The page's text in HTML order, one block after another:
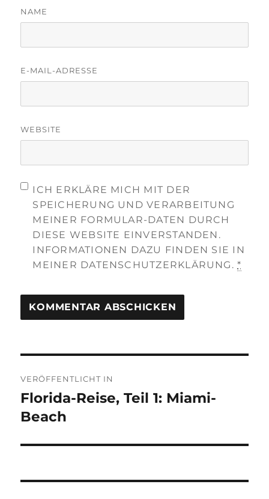
NAME
E-MAIL-ADRESSE
WEBSITE
ICH ERKLÄRE MICH MIT DER
SPEICHERUNG UND VERARBEITUNG
MEINER FORMULAR-DATEN DURCH
DIESE WEBSITE EINVERSTANDEN.
INFORMATIONEN DAZU FINDEN SIE IN
MEINER DATENSCHUTZERKLÄRUNG.*
VERÖFFENTLICHT IN
Florida-Reise, Teil 1: Miami-
Beach